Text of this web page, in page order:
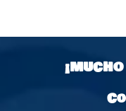
5
t